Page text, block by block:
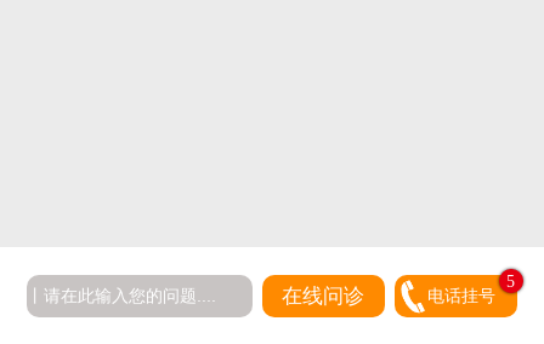
在线问诊 电话挂号
5